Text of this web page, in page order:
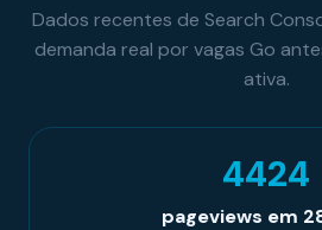
Dados recentes de Search
demanda real por vagas Go
ativa.
4424
pageviews em